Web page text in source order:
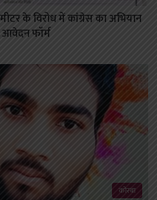
के विरोध में कांग्रेस का अभियान
फॉर्म
कोरबा